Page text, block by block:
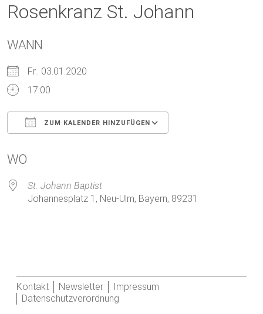
Rosenkranz St. Johann
WANN
Fr.. 03.01.2020
17:00
ZUM KALENDER HINZUFÜGEN
WO
St. Johann Baptist
Johannesplatz 1, Neu-Ulm, Bayern, 89231
Kontakt Newsletter
Impressum
Datenschutzverordnung